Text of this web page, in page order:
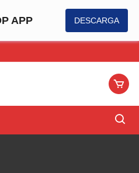
APP DESCARGA